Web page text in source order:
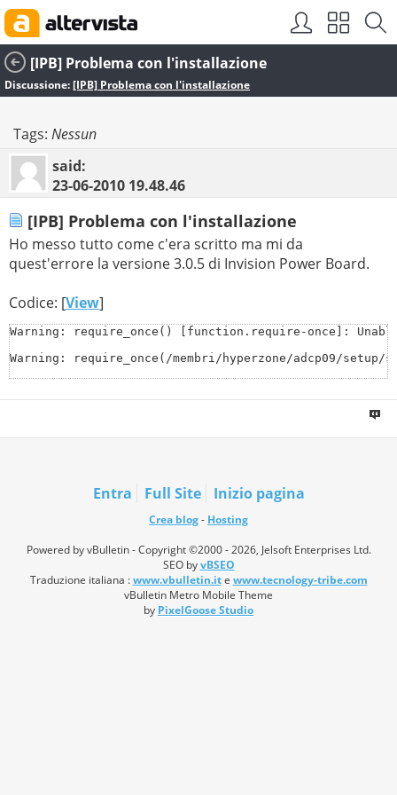
[IPB] Problema con l'installazione
Discussione:[IPB] Problema con l'installazione
Tags: Nessun
said:
23-06-2010 19.48.46
[IPB] Problema con l'installazione
Ho messo tutto come c'era scritto ma mi da
quest'errore la versione 3.0.5 di Invision Power Board.
Codice: [View]
Warning: require_once() [function.require-once]:
Warning: require_once(/membri/hyperzone/adcp09/
Entra Full Site Inizio pagina
Crea blog- Hosting
Powered by vBulletin - Copyright ©2000 - 2026, Jelsoft Enterprises Ltd.
SEO byvBSEO
Traduzione italiana :www.vbulletin.ite www.tecnology-tribe.com
vBulletin Metro Mobile Theme
by PixelGoose Studio